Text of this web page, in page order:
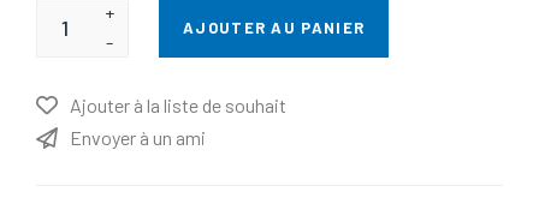
+
-
AJOUTER AU PANIER
Ajouter à la liste de souhait
Envoyer à un ami